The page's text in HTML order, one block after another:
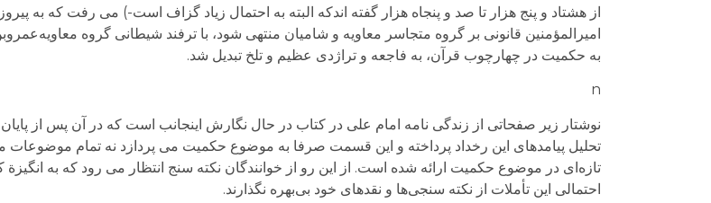
از هشتاد و پنج هزار تا صد و پنجاه هزار گفته اند‌که البته به احتمال زیاد گزاف است-) می رفت که به
امیرالمؤمنین قانونی بر گروه متجاسر معاویه و شامیان منتهی شود، با ترفند شیطانی گروه
به حکمیت در چهارچوب قرآن، به فاجعه و تراژدی عظیم و تلخ تبدیل شد.
n
نوشتار زیر صفحاتی از زندگی نامه امام علی در کتاب در حال نگارش اینجانب است که در آن پس از
تحلیل پیامدهای این رخداد پرداخته و این قسمت صرفا به موضوع حکمیت می پردازد نه تمام موضوعات
تازه‌ای در موضوع حکمیت ارائه شده است. از این رو از خوانندگان نکته سنج انتظار می رود که به
احتمالی این تأملات از نکته سنجی‌ها و نقدهای خود بی‌بهره نگذارند.